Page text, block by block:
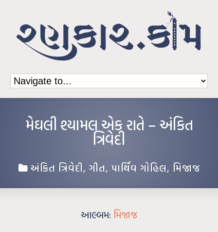
મેઘલી શ્યામલ એક રાતે – અંકિત
ત્રિવેદી
અંકિત ત્રિવેદી, ગીત, પાર્થિવ ગોહિલ, મિજાજ
આલ્બમ: મિજાજ